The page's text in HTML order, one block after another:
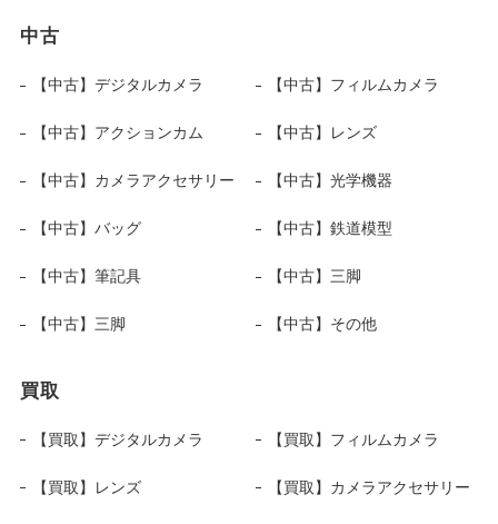
中古
【中古】デジタルカメラ 【中古】フィルムカメラ
【中古】アクションカム 【中古】レンズ
【中古】カメラアクセサリー 【中古】光学機器
【中古】バッグ 【中古】鉄道模型
【中古】筆記具 【中古】三脚
【中古】三脚 【中古】その他
買取
【買取】デジタルカメラ 【買取】フィルムカメラ
【買取】レンズ 【買取】カメラアクセサリー